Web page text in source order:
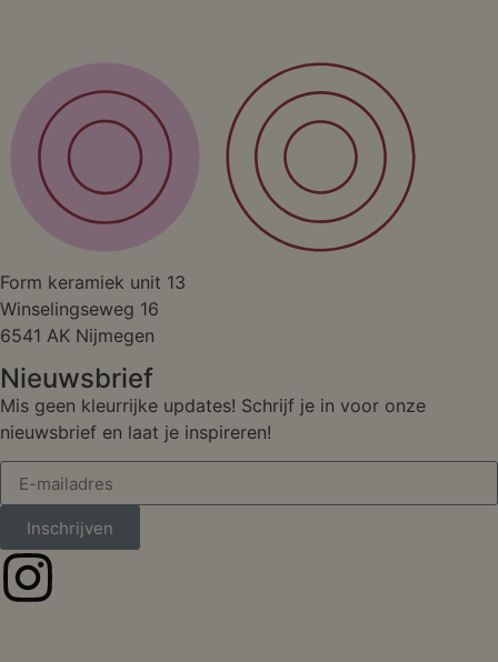
Form keramiek unit 13
Winselingseweg 16
6541 AK Nijmegen
Nieuwsbrief
Mis geen kleurrijke updates! Schrijf je in voor onze
nieuwsbrief en laat je inspireren!
Inschrijven